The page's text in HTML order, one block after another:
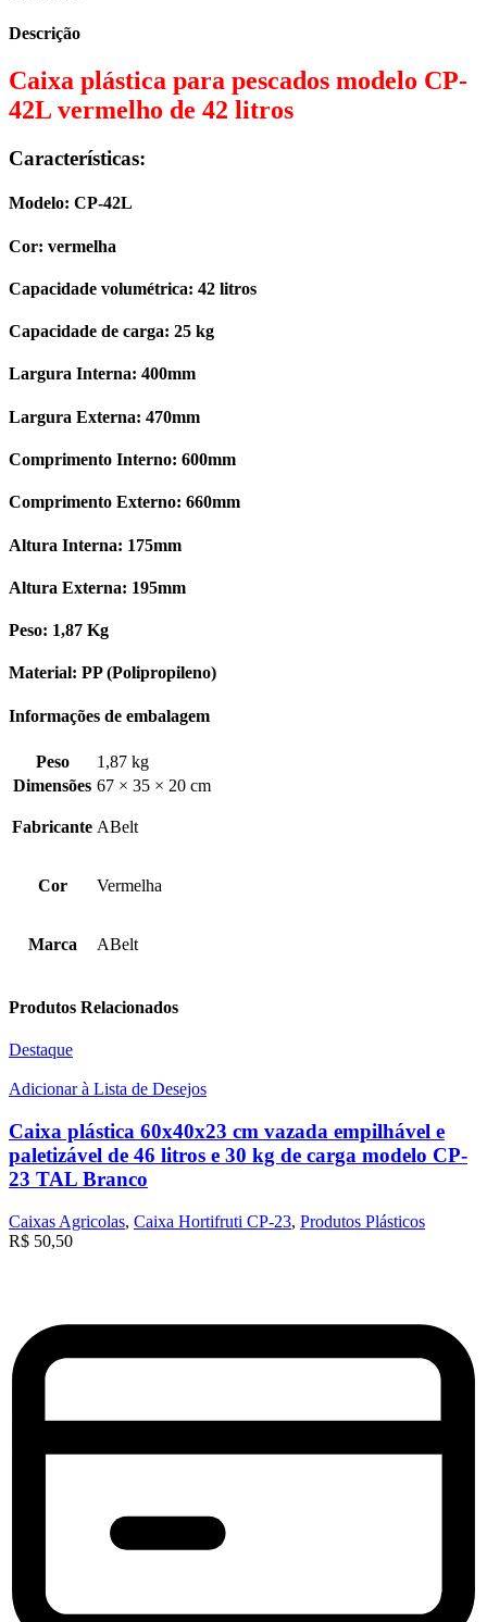
Descrição
Caixa plástica para pescados modelo CP-
42L vermelho de 42 litros
Características:
Modelo: CP-42L
Cor: vermelha
Capacidade volumétrica: 42 litros
Capacidade de carga: 25 kg
Largura Interna: 400mm
Largura Externa: 470mm
Comprimento Interno: 600mm
Comprimento Externo: 660mm
Altura Interna: 175mm
Altura Externa: 195mm
Peso: 1,87 Kg
Material: PP (Polipropileno)
Informações de embalagem
Peso
1,87 kg
Dimensões 67 × 35 × 20 cm
Fabricante ABelt
Cor Vermelha
Marca ABelt
Produtos Relacionados
Destaque
Adicionar à Lista de Desejos
Caixa plástica 60x40x23 cm vazada empilhável e
paletizável de 46 litros e 30 kg de carga modelo CP-
23 TAL Branco
Caixas Agricolas, Caixa Hortifruti CP-23, Produtos Plásticos
R$ 50,50